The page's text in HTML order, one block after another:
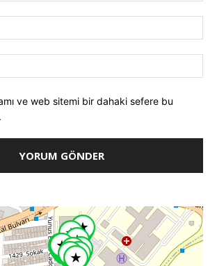
ve web sitemi bir dahaki sefere bu